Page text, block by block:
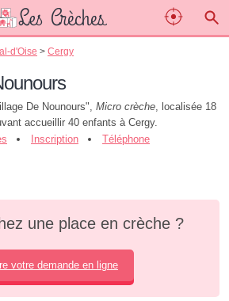
d'Oise > Cergy
De Nounours", Micro crèche, localisée 18
accueillir 40 enfants à Cergy.
Inscription Téléphone
une place en crèche ?
votre demande en ligne